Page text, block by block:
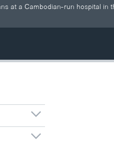
at a Cambodian-run hospital in